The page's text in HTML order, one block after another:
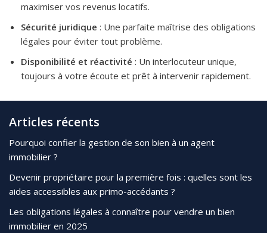
maximiser vos revenus locatifs.
Sécurité juridique : Une parfaite maîtrise des obligations
légales pour éviter tout problème.
Disponibilité et réactivité : Un interlocuteur unique,
toujours à votre écoute et prêt à intervenir rapidement.
Articles récents
Pourquoi confier la gestion de son bien à un agent
immobilier ?
Devenir propriétaire pour la première fois : quelles sont les
aides accessibles aux primo-accédants ?
Les obligations légales à connaître pour vendre un bien
immobilier en 2025